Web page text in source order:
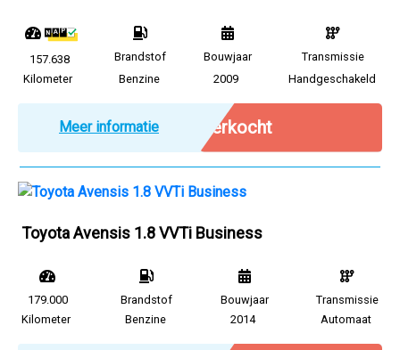
157.638
Kilometer
Brandstof
Benzine
Bouwjaar
2009
Transmissie
Handgeschakeld
Meer informatie Verkocht
Toyota Avensis 1.8 VVTi Business
179.000
Kilometer
Brandstof
Benzine
Bouwjaar
2014
Transmissie
Automaat